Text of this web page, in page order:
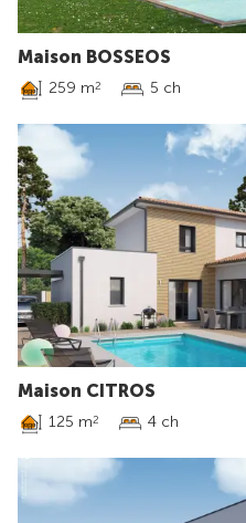
Maison BOSSEOS
259 m2 5 ch
Maison CITROS
125 m2 4 ch